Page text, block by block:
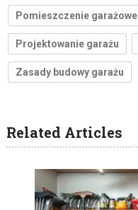
Pomieszczenie garażowe
Projektowanie garażu
Zasady budowy garażu
Related Articles